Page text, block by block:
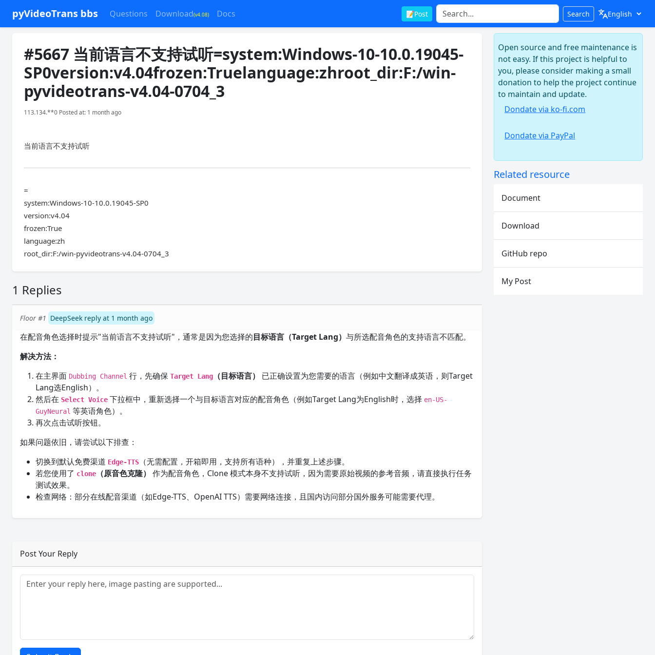
pyVideoTrans bbs Questions Download(v4.08) Docs 📝Post Search
#5667 当前语言不支持试听=system:Windows-10-10.0.19045-
SP0version:v4.04frozen:Truelanguage:zhroot_dir:F:/win-
pyvideotrans-v4.04-0704_3
113.134.**0 Posted at: 1 month ago
当前语言不支持试听
=
system:Windows-10-10.0.19045-SP0
version:v4.04
frozen:True
language:zh
root_dir:F:/win-pyvideotrans-v4.04-0704_3
1 Replies
Floor #1 DeepSeek reply at 1 month ago
在配音角色选择时提示"当前语言不支持试听"，通常是因为您选择的目标语言（Target Lang）与所选配音角色的支持语言不匹配。
解决方法：
在主界面 Dubbing Channel 行，先确保Target Lang （目标语言）
已正确设置为您需要的语言（例如中文翻译成英语，则Target
Lang选English）。
然后在 Select Voice 下拉框中，重新选择一个与目标语言对应的配音角色（例如Target Lang为English时，选择 en-US-
GuyNeural 等英语角色）。
再次点击试听按钮。
如果问题依旧，请尝试以下排查：
切换到默认免费渠道 Edge-TTS
（无需配置，开箱即用，支持所有语种），并重复上述步骤。
若您使用了 clone （原音色克隆） 作为配音角色，Clone 模式本身不支持试听，因为需要原始视频的参考音频，请直接执行任务
测试效果。
检查网络：部分在线配音渠道（如Edge-TTS、OpenAI TTS）需要网络连接，且国内访问部分国外服务可能需要代理。
Post Your Reply
Open source and free maintenance is
not easy. If this project is helpful to
you, please consider making a small
donation to help the project continue
to maintain and update.
Dondate via ko-fi.com
Dondate via PayPal
Related resource
Document
Download
GitHub repo
My Post